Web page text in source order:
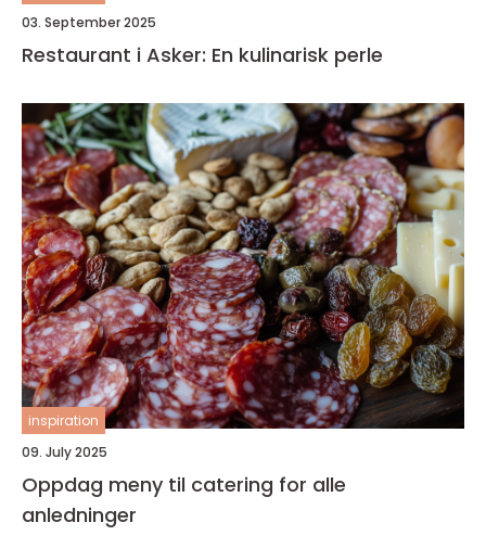
03. September 2025
Restaurant i Asker: En kulinarisk perle
inspiration
09. July 2025
Oppdag meny til catering for alle
anledninger